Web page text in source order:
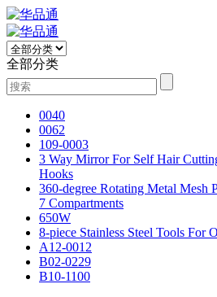
全部分类
0040
0062
109-0003
3 Way Mirror For Self Hair
Hooks
360-degree Rotating Metal Mesh
7 Compartments
650W
8-piece Stainless Steel Tools For
A12-0012
B02-0229
B10-1100